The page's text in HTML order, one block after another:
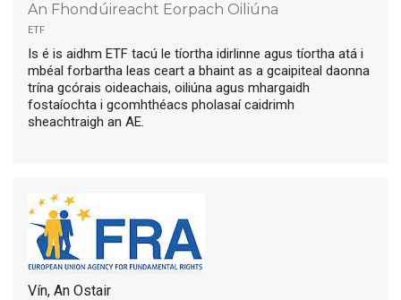
An Fhondúireacht Eorpach Oiliúna
etf
Is é is aidhm ETF tacú le tíortha idirlinne agus tíortha atá i
mbéal forbartha leas ceart a bhaint as a gcaipiteal daonna
trína gcórais oideachais, oiliúna agus mhargaidh
fostaíochta i gcomhthéacs pholasaí caidrimh
sheachtraigh an AE.
Vín, An Ostair